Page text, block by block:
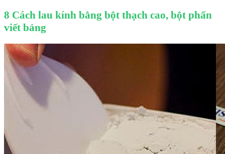
8 Cách lau kính bằng bột thạch cao, bột phấn
viết bảng